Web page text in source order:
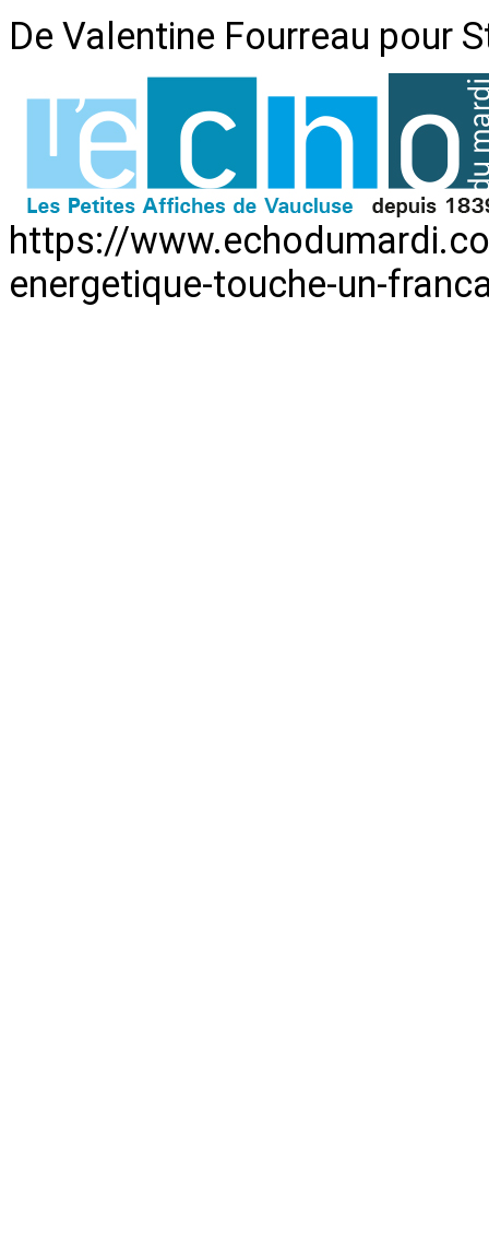
De Valentine Fourreau pour
https://
energetique-touche-un-